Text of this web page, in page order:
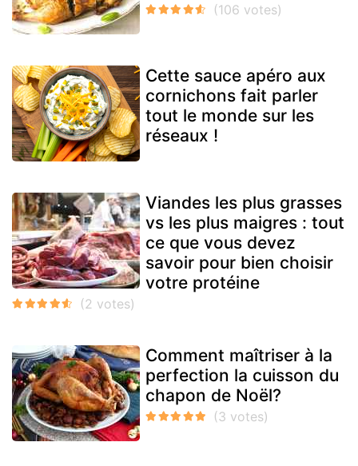
Cette sauce apéro aux
cornichons fait parler
tout le monde sur les
réseaux !
Viandes les plus grasses
vs les plus maigres : tout
ce que vous devez
savoir pour bien choisir
votre protéine
Comment maîtriser à la
perfection la cuisson du
chapon de Noël?